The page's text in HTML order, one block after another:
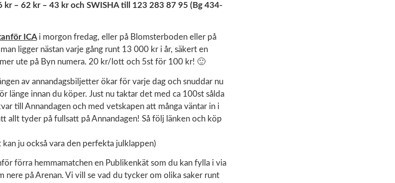
kr – 62 kr – 43 kr och SWISHA till 123 283 87 95 (Bg 434-
ICA i morgon fredag, eller på Blomsterboden eller på
ligger nästan varje gång runt 13 000 kr i år, säkert en
ute på Byn numera. 20 kr/lott och 5st för 100 kr! 🙂
av annandagsbiljetter ökar för varje dag och snuddar nu
länge innan du köper. Just nu taktar det med ca 100st sålda
till Annandagen och med vetskapen att många väntar in i
allt tyder på fullsatt på Annandagen! Så följ länken och köp
kan ju också vara den perfekta julklappen)
förra hemmamatchen en Publikenkät som du kan fylla i via
nere på Arenan. Vi vill se vad du tycker om olika saker runt